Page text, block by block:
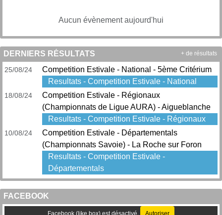
Aucun évènement aujourd'hui
DERNIERS RÉSULTATS
25/08/24
Competition Estivale - National - 5ème Critérium
Resultats - Competition Estivale - National
18/08/24
Competition Estivale - Régionaux
(Championnats de Ligue AURA) - Aigueblanche
Resultats - Competition Estivale - Régionaux
10/08/24
Competition Estivale - Départementals
(Championnats Savoie) - La Roche sur Foron
Resultats - Competition Estivale -
Départementals
+ de résultats
FACEBOOK
Facebook (like box) est désactivé. Autoriser